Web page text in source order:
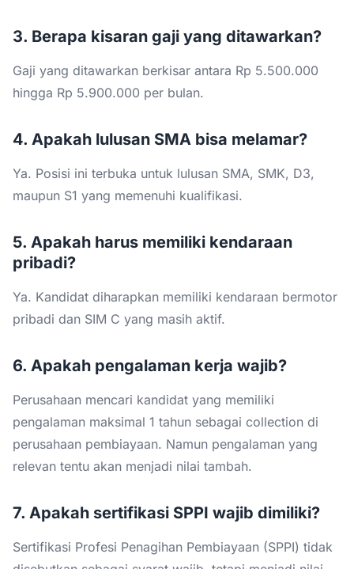
3. Berapa kisaran gaji yang ditawarkan?
Gaji yang ditawarkan berkisar antara Rp 5.500.000
hingga Rp 5.900.000 per bulan.
4. Apakah lulusan SMA bisa melamar?
Ya. Posisi ini terbuka untuk lulusan SMA, SMK, D3,
maupun S1 yang memenuhi kualifikasi.
5. Apakah harus memiliki kendaraan
pribadi?
Ya. Kandidat diharapkan memiliki kendaraan bermotor
pribadi dan SIM C yang masih aktif.
6. Apakah pengalaman kerja wajib?
Perusahaan mencari kandidat yang memiliki
pengalaman maksimal 1 tahun sebagai collection di
perusahaan pembiayaan. Namun pengalaman yang
relevan tentu akan menjadi nilai tambah.
7. Apakah sertifikasi SPPI wajib dimiliki?
Sertifikasi Profesi Penagihan Pembiayaan (SPPI) tidak